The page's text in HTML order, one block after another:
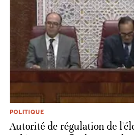
POLITIQUE
Autorité de régulation de